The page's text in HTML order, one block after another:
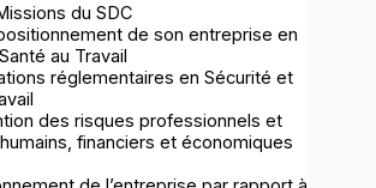
du SDC
de son entreprise en
au Travail
réglementaires en Sécurité et
des risques professionnels et
financiers et économiques